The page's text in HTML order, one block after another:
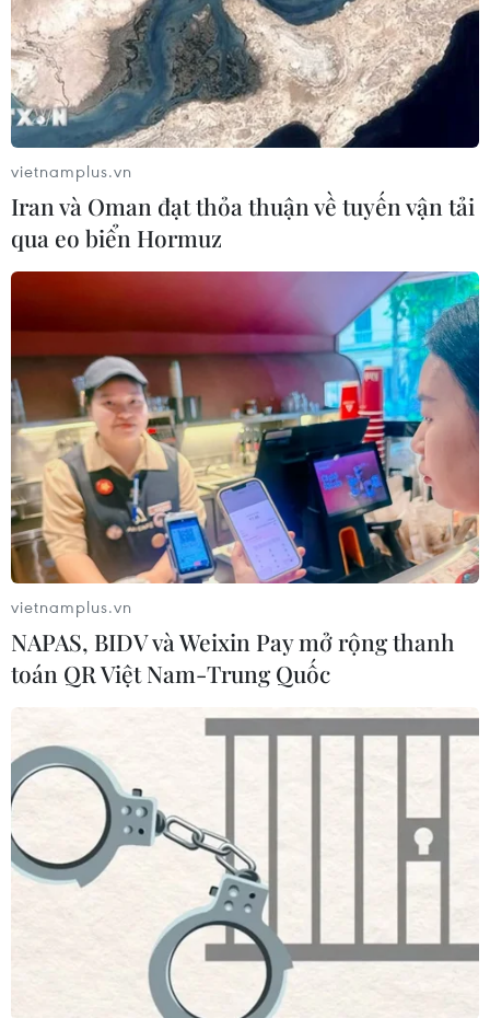
hoạt tăng do thời tiết nắng nóng kéo dài là những
nguyên nhân chính làm chỉ số giá tiêu dùng (CPI) tháng
5/2023 tăng 0,01% so với tháng trước.
vietnamplus.vn
Iran và Oman đạt thỏa thuận về tuyến vận tải
qua eo biển Hormuz
vietnamplus.vn
NAPAS, BIDV và Weixin Pay mở rộng thanh
toán QR Việt Nam-Trung Quốc